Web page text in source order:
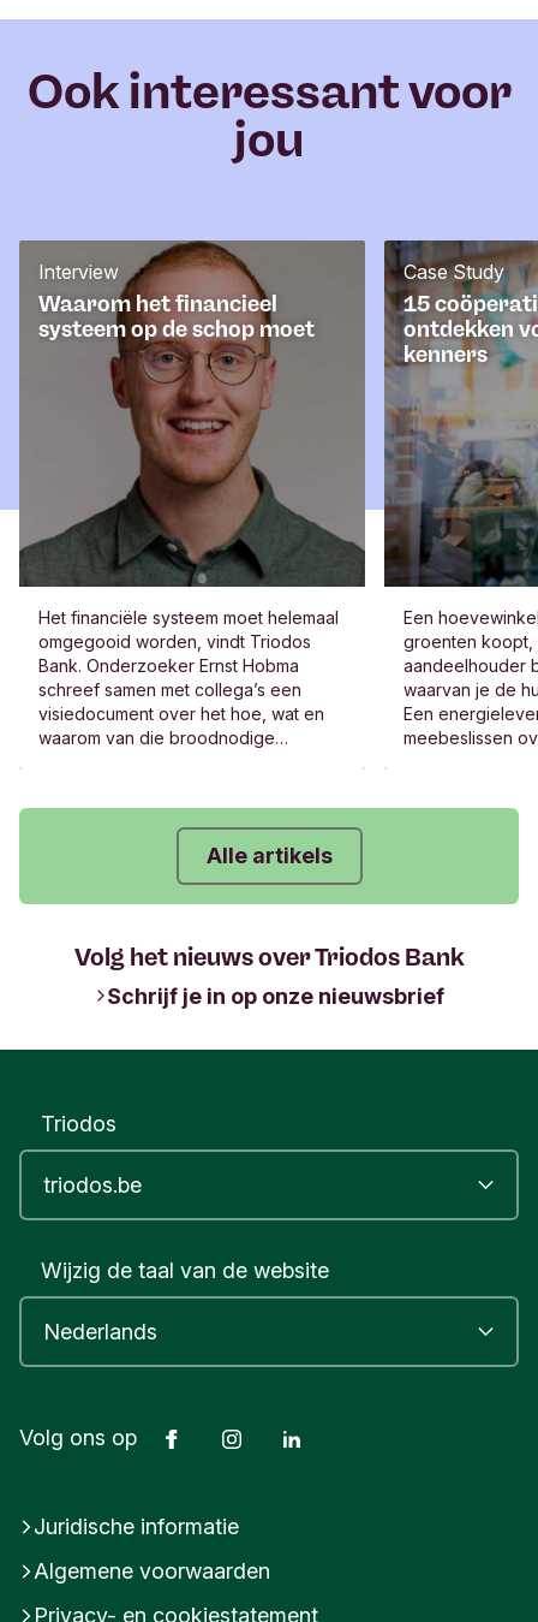
e
Ook interessant voor
jou
Waarom het financieel
systeem op de schop moet
Interview
Het financiële systeem moet helemaal
omgegooid worden, vindt Triodos
Bank. Onderzoeker Ernst Hobma
schreef samen met collega’s een
visiedocument over het hoe, wat en
waarom van die broodnodige
financieel systeem.”
15
ontdekken
kenners
Case Study
Een
groenten koopt,
aandeelhouder
waarvan je de
Een
meebeslissen
Alle artikels
Volg het nieuws over Triodos Bank
Schrijf je in op onze nieuwsbrief
Triodos
Wijzig de taal van de website
Volg ons op FacebookInstagram
Juridische informatie
Algemene voorwaarden
Privacy- en cookiestatement